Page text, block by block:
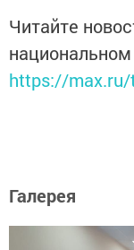
Читайте
https://
Галерея